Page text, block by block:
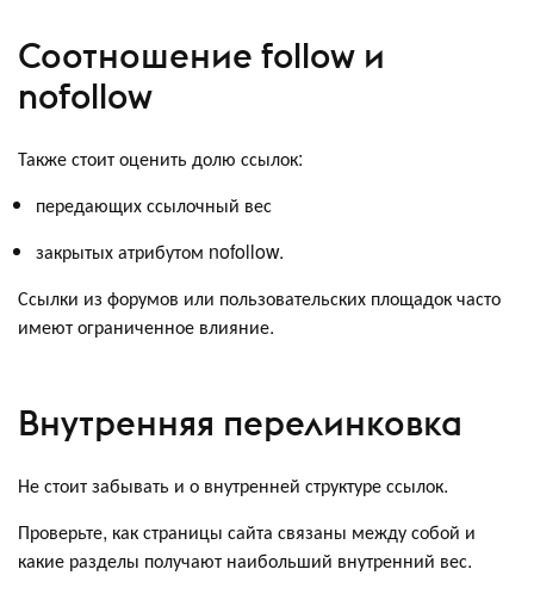
Соотношение follow и
nofollow
Также стоит оценить долю ссылок:
передающих ссылочный вес
закрытых атрибутом nofollow.
Ссылки из форумов или пользовательских площадок часто
имеют ограниченное влияние.
Внутренняя перелинковка
Не стоит забывать и о внутренней структуре ссылок.
Проверьте, как страницы сайта связаны между собой и
какие разделы получают наибольший внутренний вес.